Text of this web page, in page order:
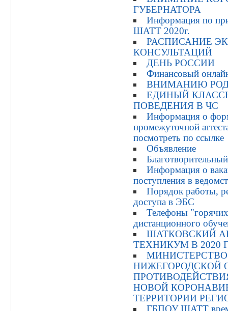
ГУБЕРНАТОРА
Информация по
ШАТТ 2020г.
РАСПИСАНИЕ
КОНСУЛЬТАЦИЙ
ДЕНЬ РОССИИ
Финансовый
ВНИМАНИЮ
ЕДИНЫЙ
ПОВЕДЕНИЯ В ЧС
Информация о
промежуточной
посмотреть по ссылке
Объявление
Информация о
поступления в
Порядок работы,
доступа в ЭБС
Телефоны
дистанционного
ШАТКОВСКИЙ
ТЕХНИКУМ В 2020
НИЖЕГОРОДСКОЙ
НОВОЙ
ТЕРРИТОРИИ
ГБПОУ ШАТТ